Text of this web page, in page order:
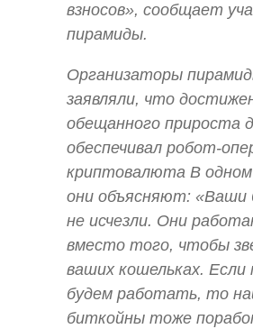
взносов», сообщает
пирамиды.
Организаторы
заявляли, что
обещанного прироста
обеспечивал робот-
криптовалюта В одном
они объясняют: «Ваши
не исчезли. Они
вместо того, чтобы
ваших кошельках. Если
будем работать, то
биткойны тоже